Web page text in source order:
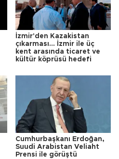
İzmir'den Kazakistan
çıkarması... İzmir ile üç
kent arasında ticaret ve
kültür köprüsü hedefi
Cumhurbaşkanı Erdoğan,
Suudi Arabistan Veliaht
Prensi ile görüştü